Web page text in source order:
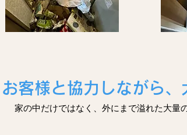
お客様と協力しながら
家の中だけではなく、外にまで溢れた大量